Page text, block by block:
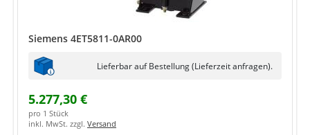
Siemens 4ET5811-0AR00
Lieferbar auf Bestellung (Lieferzeit anfragen).
5.277,30 €
pro 1 Stück
inkl. MwSt. zzgl. Versand